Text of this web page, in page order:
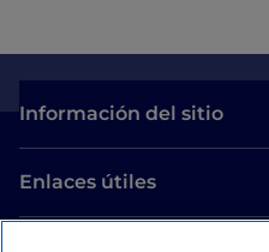
Información del sitio
Enlaces útiles